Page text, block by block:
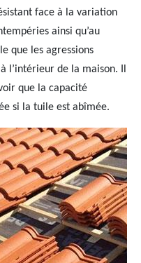
face à la variation
ainsi qu’au
que les agressions
l’intérieur de la maison. Il
que la capacité
si la tuile est abîmée.